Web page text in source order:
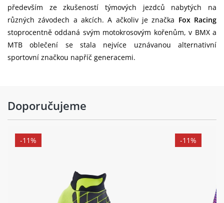
především ze zkušeností týmových jezdců nabytých na
různých závodech a akcích. A ačkoliv je značka Fox Racing
stoprocentně oddaná svým motokrosovým kořenům, v BMX a
MTB oblečení se stala nejvíce uznávanou alternativní
sportovní značkou napříč generacemi.
Doporučujeme
-11% -11%